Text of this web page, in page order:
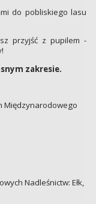
do pobliskiego lasu
przyjść z pupilem -
zakresie.
Międzynarodowego
Nadleśnictw: Ełk,